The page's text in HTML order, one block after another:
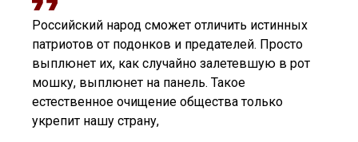
Российский народ сможет отличить истинных
патриотов от подонков и предателей. Просто
выплюнет их, как случайно залетевшую в рот
мошку, выплюнет на панель. Такое
естественное очищение общества только
укрепит нашу страну,